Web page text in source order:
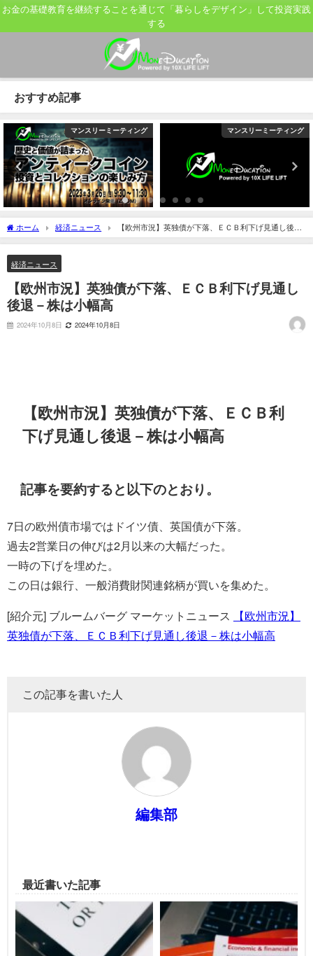
お金の基礎教育を継続することを通じて「暮らしをデザイン」して投資実践
する
おすすめ記事
マンスリーミーティング マンスリーミーティング
ホーム 経済ニュース
【欧州市況】英独債が下落、ＥＣＢ利下げ見通し後退
－株は小幅高
経済ニュース
【欧州市況】英独債が下落、ＥＣＢ利下げ見通し
後退－株は小幅高
2024年10月8日 2024年10月8日
【欧州市況】英独債が下落、ＥＣＢ利
下げ見通し後退－株は小幅高
記事を要約すると以下のとおり。
7日の欧州債市場ではドイツ債、英国債が下落。
過去2営業日の伸びは2月以来の大幅だった。
一時の下げを埋めた。
この日は銀行、一般消費財関連銘柄が買いを集めた。
[紹介元] ブルームバーグ マーケットニュース
【欧州市況】
英独債が下落、ＥＣＢ利下げ見通し後退－株は小幅高
この記事を書いた人
編集部
最近書いた記事